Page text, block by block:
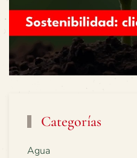
Categorías
Agua